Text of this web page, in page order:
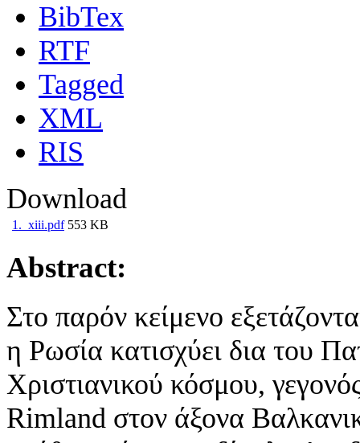
BibTex
RTF
Tagged
XML
RIS
Download
1._xiii.pdf 553 KB
Abstract:
Στο παρόν κείμενο
η Ρωσία κατισχύει δια του
Χριστιανικού κόσμου,
Rimland στον άξονα